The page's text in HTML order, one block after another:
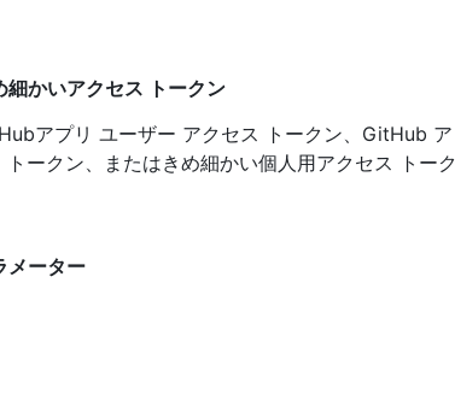
かいアクセス トークン
アプリ ユーザー アクセス トークン、GitHub ア
ークン、またはきめ細かい個人用アクセス トーク
メーター